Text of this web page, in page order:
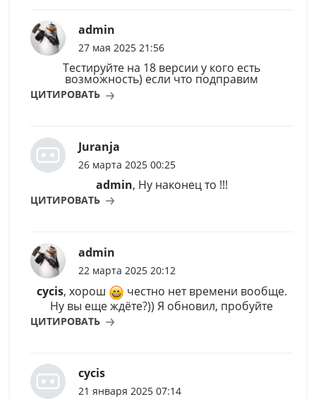
admin
27 мая 2025 21:56
Тестируйте на 18 версии у кого есть
возможность) если что подправим
ЦИТИРОВАТЬ
Juranja
26 марта 2025 00:25
admin, Ну наконец то !!!
ЦИТИРОВАТЬ
admin
22 марта 2025 20:12
cycis, хорош
честно нет времени вообще.
Ну вы еще ждёте?)) Я обновил, пробуйте
ЦИТИРОВАТЬ
cycis
21 января 2025 07:14